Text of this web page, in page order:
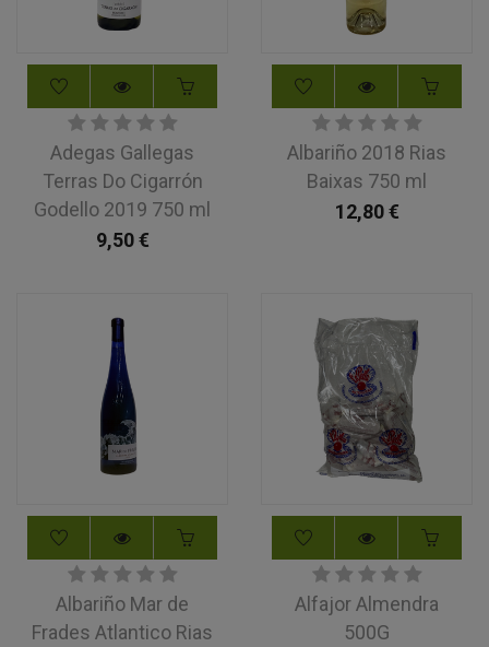
Adegas Gallegas
Terras Do Cigarrón
Godello 2019 750 ml
9,50€
Albariño 2018 Rias
Baixas 750 ml
12,80€
Albariño Mar de
Frades Atlantico Rias
Alfajor Almendra
500G